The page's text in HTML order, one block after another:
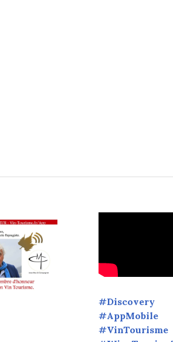
visite étoilée et oenoculturelle
Saint-Esprit à Antibes,
#Discovery
#AppMobile
#VinTourisme